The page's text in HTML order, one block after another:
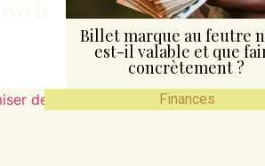
Billet marque au feutre
est-il valable et que
concrètement ?
Finances